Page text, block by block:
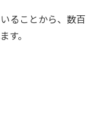
ることから、数百
す。